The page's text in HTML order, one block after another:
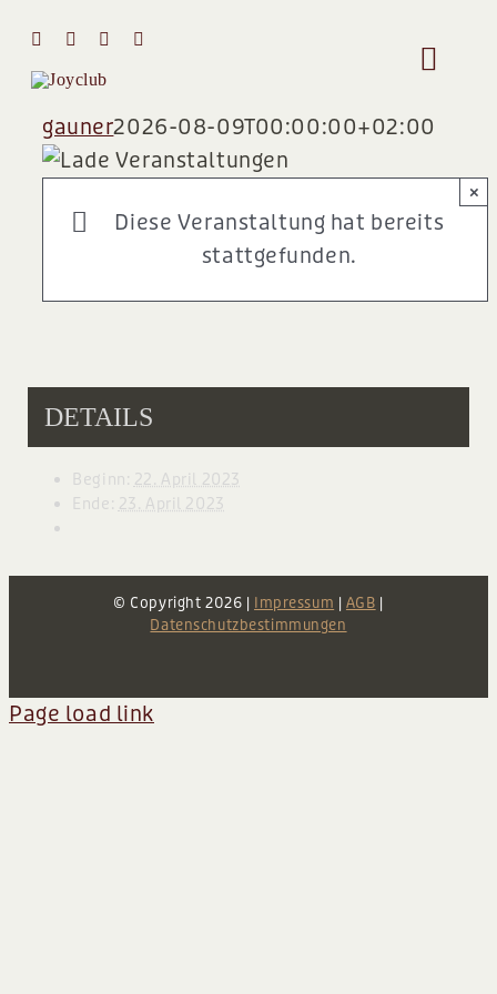
springen
Toggle
HOME
MIT MIR
gauner2026-08-09T00:00:00+02:00
Diese Veranstaltung hat bereits
stattgefunden.
×
DETAILS
Beginn: 22. April 2023
Ende: 23. April 2023
© Copyright2026 | Impressum | AGB |
Datenschutzbestimmungen
Page load link